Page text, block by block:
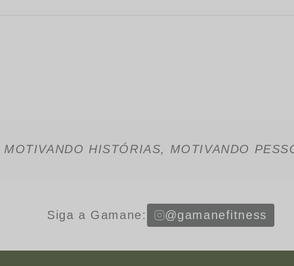
MOTIVANDO HISTÓRIAS, MOTIVANDO
Siga a Gamane: @gamanefitness